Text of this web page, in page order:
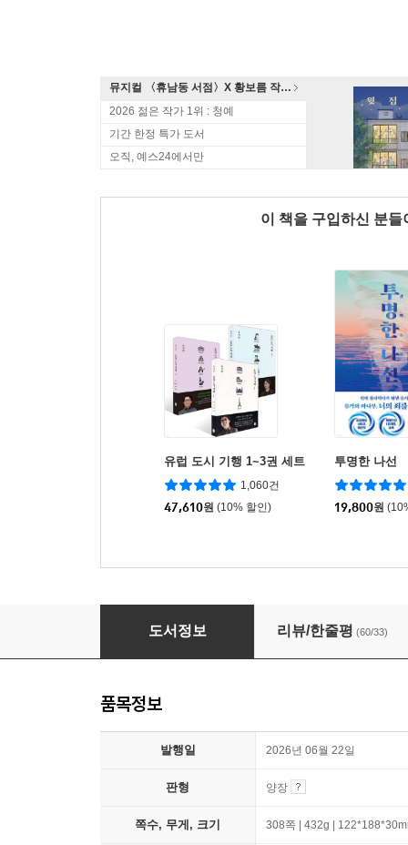
뮤지컬 〈휴남동 서점〉X 황보름 작가 북토크
2026 젊은 작가 1위 : 청예
기간 한정 특가 도서
오직, 예스24에서만
이 책을 구입하신 분
유럽 도시 기행 1~3권 세트
1,060건
47,610원 (10% 할인)
투명한 나선
19,800원
아코디언
도서정보 리뷰/한줄평 (60/33)
품목정보
발행일 2026년 06월 22일
판형 양장
쪽수, 무게, 크기 308쪽 | 432g |